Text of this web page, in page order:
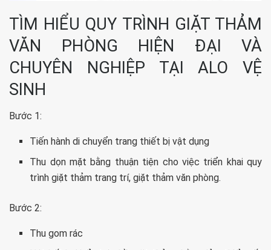
TÌM HIỂU QUY TRÌNH GIẶT THẢM
VĂN PHÒNG HIỆN ĐẠI VÀ
CHUYÊN NGHIỆP TẠI ALO VỆ
SINH
Bước 1:
Tiến hành di chuyển trang thiết bị vật dụng
Thu dọn mặt bằng thuận tiện cho việc triển khai quy
trình giặt thảm trang trí, giặt thảm văn phòng.
Bước 2:
Thu gom rác